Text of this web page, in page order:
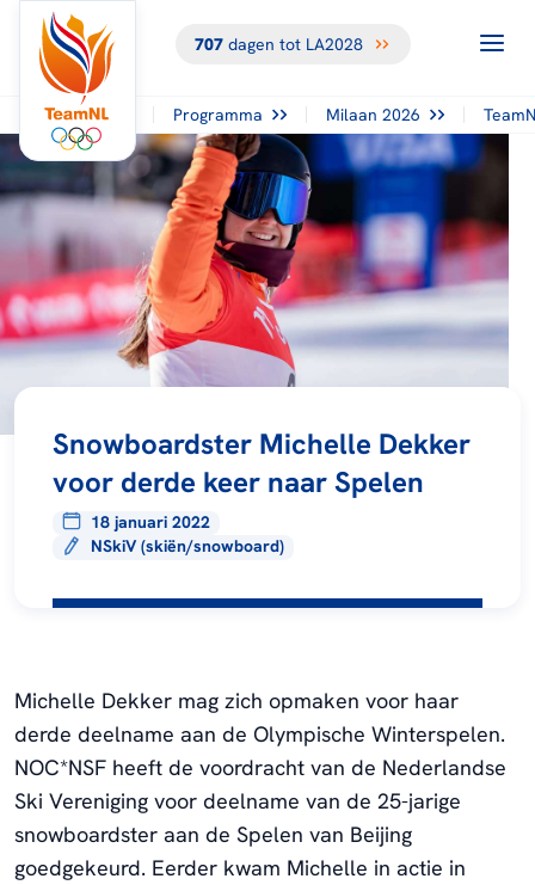
707dagen tot LA2028
Programma Milaan 2026
Snowboardster Michelle Dekker
voor derde keer naar Spelen
18 januari 2022
NSkiV (skiën/snowboard)
Michelle Dekker mag zich opmaken voor haar
derde deelname aan de Olympische Winterspelen.
NOC*NSF heeft de voordracht van de Nederlandse
Ski Vereniging voor deelname van de 25-jarige
snowboardster aan de Spelen van Beijing
goedgekeurd. Eerder kwam Michelle in actie in